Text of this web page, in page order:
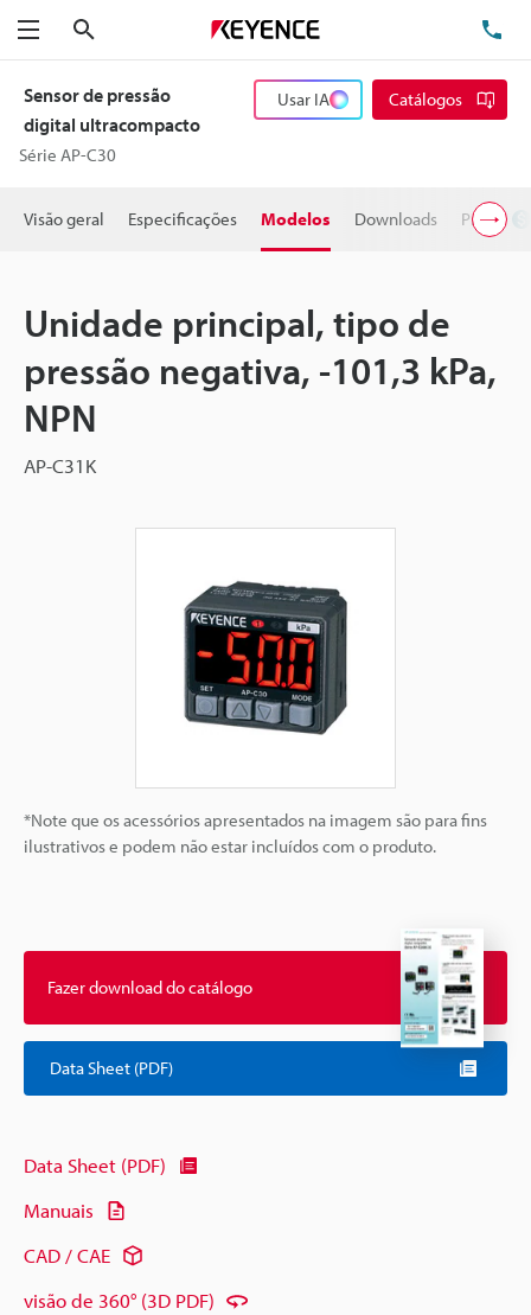
Menu
Sensor de pressão
digital ultracompacto
Série AP-C30
Usar IA Catálogos
Visão geral Especificações Modelos Downloads Preço
Unidade principal, tipo de
pressão negativa, -101,3 kPa,
NPN
AP-C31K
*Note que os acessórios apresentados na imagem são para fins
ilustrativos e podem não estar incluídos com o produto.
Fazer download do catálogo
Data Sheet (PDF)
Data Sheet (PDF)
Manuais
CAD / CAE
visão de 360° (3D PDF)